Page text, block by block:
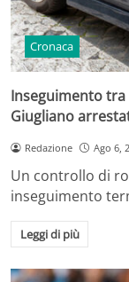
Cronaca
Inseguimento
Giugliano
Redazione Ago 6,
Un controllo di
inseguimento
Leggi di più